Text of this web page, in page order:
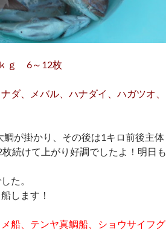
ｇ 6～12枚
ダ、メバル、ハナダイ、ハガツオ、
鯛が掛かり、その後は1キロ前後主体
続けて上がり好調でしたよ！明日も
た。
します！
船、テンヤ真鯛船、ショウサイフグ